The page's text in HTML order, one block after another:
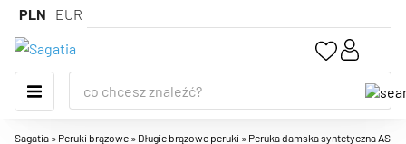
PLN EUR
Sagatia » Peruki brązowe » Długie brązowe peruki » Peruka damska syntetyczna